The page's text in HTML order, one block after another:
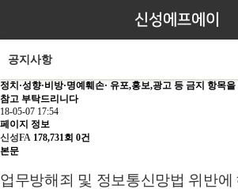
신성에프에이
공지사항
정치·성향·비방·명예훼손· 유포,홍보,광고 등 금지 항목
참고 부탁드리니다
18-05-07 17:54
페이지 정보
신성FA 178,731회 0건
본문
업무방해죄 및 정보통신망법 위반에